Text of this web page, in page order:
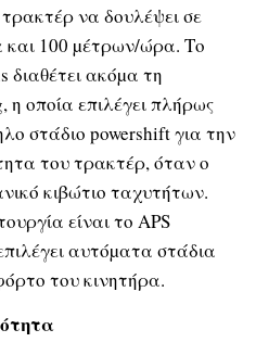
να δουλέψει σε
και 100 µέτρων/ώρα. Το
διαθέτει ακόµα τη
η οποία επιλέγει πλήρως
στάδιο powershift για την
του τρακτέρ, όταν ο
κιβώτιο ταχυτήτων.
είναι το APS
αυτόµατα στάδια
του κινητήρα.